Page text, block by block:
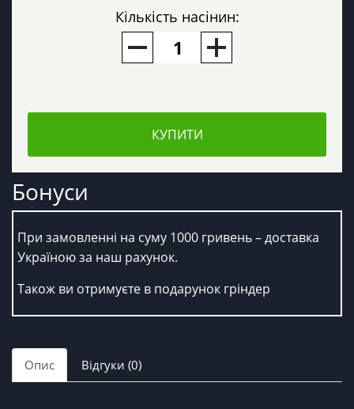
Кількість насінин:
КУПИТИ
Бонуси
При замовленні на суму 1000 гривень – доставка
Україною за наш рахунок.
Також ви отримуєте в подарунок гріндер
Опис Відгуки (0)